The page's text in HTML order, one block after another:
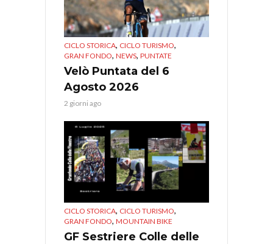
CICLO STORICA, CICLO TURISMO,
GRAN FONDO, NEWS, PUNTATE
Velò Puntata del 6
Agosto 2026
2 giorni ago
CICLO STORICA, CICLO TURISMO,
GRAN FONDO, MOUNTAIN BIKE
GF Sestriere Colle delle